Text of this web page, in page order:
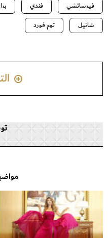
فيرساتشي
فندي
شانيل
توم فورد